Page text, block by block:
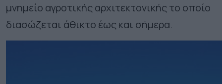
μνημείο αγροτικής αρχιτεκτονικής το οποίο
διασώζεται άθικτο έως και σήμερα.